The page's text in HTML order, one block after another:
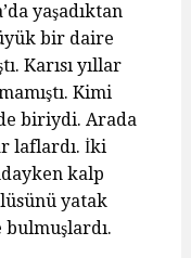
yaşadıktan
bir daire
Karısı yıllar
Kimi
biriydi. Arada
laflardı. İki
kalp
yatak
bulmuşlardı.